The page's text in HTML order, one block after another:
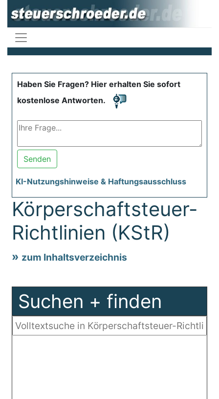
Haben Sie Fragen? Hier erhalten Sie sofort
kostenlose Antworten.
Senden
KI-Nutzungshinweise & Haftungsausschluss
Körperschaftsteuer-
Richtlinien (KStR)
zum Inhaltsverzeichnis
Suchen + finden